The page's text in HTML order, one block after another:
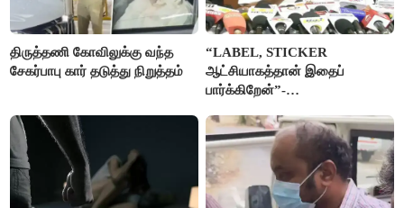
திருத்தணி கோவிலுக்கு வந்த
சேகர்பாபு கார் தடுத்து நிறுத்தம்
“LABEL, STICKER
ஆட்சியாகத்தான் இதைப்
பார்க்கிறேன்”-